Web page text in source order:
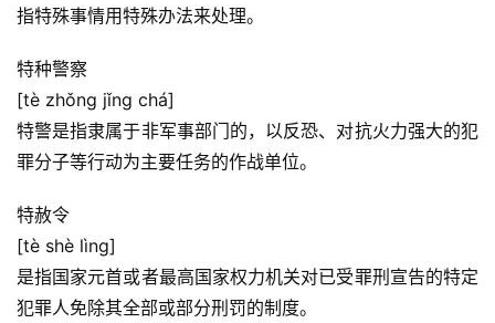
指特殊事情用特殊办法来处理。
特种警察
[tè zhǒng jǐng chá]
特警是指隶属于非军事部门的，以反恐、对抗火力强大的犯
罪分子等行动为主要任务的作战单位。
特赦令
[tè shè lìng]
是指国家元首或者最高国家权力机关对已受罪刑宣告的特定
犯罪人免除其全部或部分刑罚的制度。